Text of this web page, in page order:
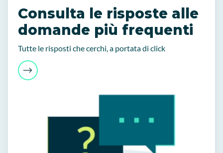
Consulta le risposte alle
domande più frequenti
Tutte le risposti che cerchi, a portata di click